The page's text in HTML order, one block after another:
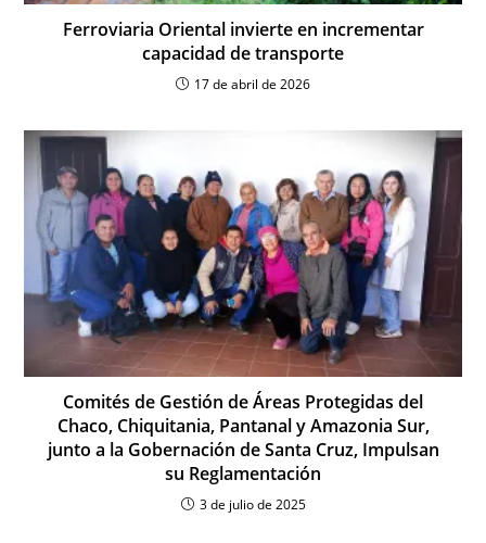
Ferroviaria Oriental invierte en incrementar
capacidad de transporte
17 de abril de 2026
Comités de Gestión de Áreas Protegidas del
Chaco, Chiquitania, Pantanal y Amazonia Sur,
junto a la Gobernación de Santa Cruz, Impulsan
su Reglamentación
3 de julio de 2025